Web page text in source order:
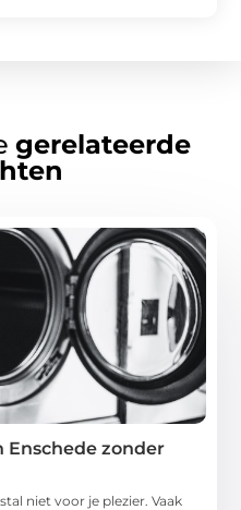
gerelateerde
Enschede zonder
niet voor je plezier. Vaak